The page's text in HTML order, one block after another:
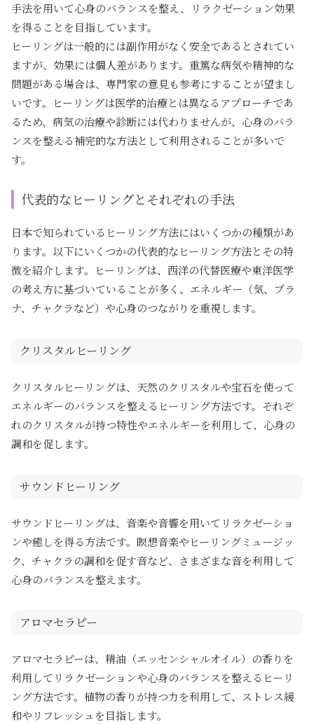
手法を用いて心身のバランスを整え、リラクゼーション効果
を得ることを目指しています。
ヒーリングは一般的には副作用がなく安全であるとされてい
ますが、効果には個人差があります。重篤な病気や精神的な
問題がある場合は、専門家の意見も参考にすることが望まし
いです。ヒーリングは医学的治療とは異なるアプローチであ
るため、病気の治療や診断には代わりませんが、心身のバラ
ンスを整える補完的な方法として利用されることが多いで
す。
代表的なヒーリングとそれぞれの手法
日本で知られているヒーリング方法にはいくつかの種類があ
ります。以下にいくつかの代表的なヒーリング方法とその特
徴を紹介します。ヒーリングは、西洋の代替医療や東洋医学
の考え方に基づいていることが多く、エネルギー（気、プラ
ナ、チャクラなど）や心身のつながりを重視します。
クリスタルヒーリング
クリスタルヒーリングは、天然のクリスタルや宝石を使って
エネルギーのバランスを整えるヒーリング方法です。それぞ
れのクリスタルが持つ特性やエネルギーを利用して、心身の
調和を促します。
サウンドヒーリング
サウンドヒーリングは、音楽や音響を用いてリラクゼーショ
ンや癒しを得る方法です。瞑想音楽やヒーリングミュージッ
ク、チャクラの調和を促す音など、さまざまな音を利用して
心身のバランスを整えます。
アロマセラピー
アロマセラピーは、精油（エッセンシャルオイル）の香りを
利用してリラクゼーションや心身のバランスを整えるヒーリ
ング方法です。植物の香りが持つ力を利用して、ストレス緩
和やリフレッシュを目指します。